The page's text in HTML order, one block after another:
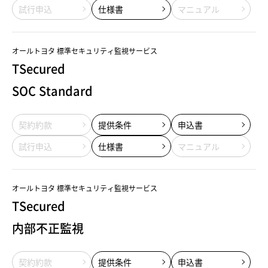
試行申込
仕様書 マニュアル
オールトヨタ 標準セキュリティ監視サービス
TSecured
SOC Standard
契約約款 提供条件
申込書
試行申込
仕様書 マニュアル
オールトヨタ 標準セキュリティ監視サービス
TSecured
内部不正監視
契約約款 提供条件
申込書